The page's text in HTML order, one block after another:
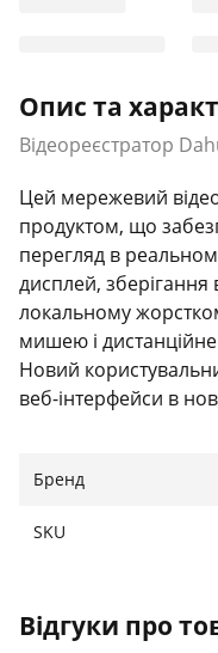
Опис та
Відеореєстратор
Цей мережевий
продуктом, що
перегляд в
дисплей, зберігання
локальному
мишею і дистанційне
Новий
веб-інтерфейси в
Smart H.264 +)
кодування, що
інформації. центр
Бренд
SKU
Відгуки про